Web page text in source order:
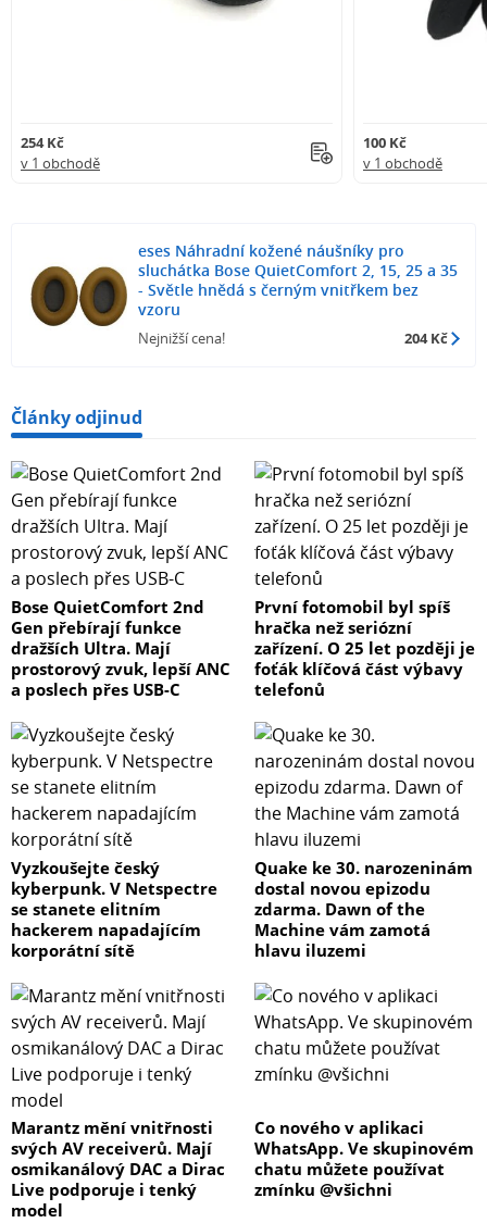
254 Kč
v 1 obchodě
100 Kč
v 1 obchodě
eses Náhradní kožené náušníky pro
sluchátka Bose QuietComfort 2, 15, 25 a 35
- Světle hnědá s černým vnitřkem bez
vzoru
Nejnižší cena! 204 Kč
Články odjinud
Bose QuietComfort 2nd
Gen přebírají funkce
dražších Ultra. Mají
prostorový zvuk, lepší ANC
a poslech přes USB-C
První fotomobil byl spíš
hračka než seriózní
zařízení. O 25 let později je
foťák klíčová část výbavy
telefonů
Vyzkoušejte český
kyberpunk. V Netspectre
se stanete elitním
hackerem napadajícím
korporátní sítě
Quake ke 30. narozeninám
dostal novou epizodu
zdarma. Dawn of the
Machine vám zamotá
hlavu iluzemi
Marantz mění vnitřnosti
svých AV receiverů. Mají
osmikanálový DAC a Dirac
Live podporuje i tenký
model
Co nového v aplikaci
WhatsApp. Ve skupinovém
chatu můžete používat
zmínku @všichni